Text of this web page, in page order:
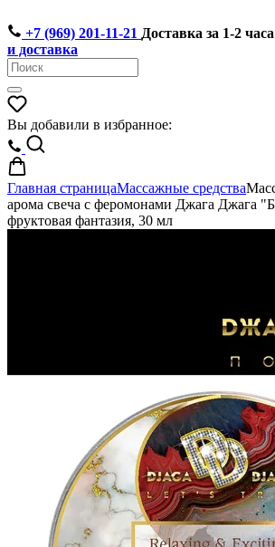
+7 (969) 201-11-21 Доставка за 1-2 часа
и доставка
Вы добавили в избранное:
Главная страницаМассажные средства
арома свеча с феромонами Джага Джага
фруктовая фантазия, 30 мл